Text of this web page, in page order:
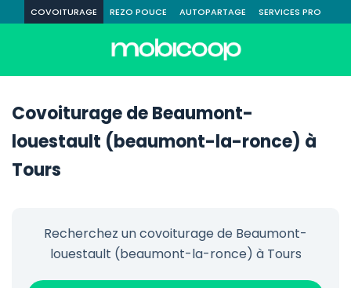
COVOITURAGE REZO POUCE AUTOPARTAGE SERVICES PRO
Covoiturage de Beaumont-
louestault (beaumont-la-ronce) à
Tours
Recherchez un covoiturage de Beaumont-
louestault (beaumont-la-ronce) à Tours